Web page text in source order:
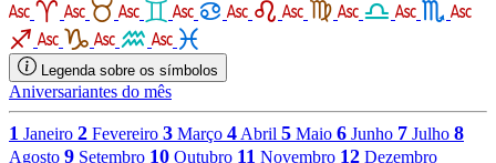
Legenda sobre os símbolos
Aniversariantes do mês
1 Janeiro 2 Fevereiro 3 Março 4Abril 5 Maio 6 Junho 7 Julho 8
Agosto 9 Setembro 10 Outubro 11 Novembro 12 Dezembro